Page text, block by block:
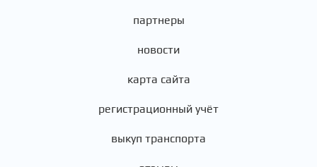
партнеры
новости
карта сайта
регистрационный учёт
выкуп транспорта